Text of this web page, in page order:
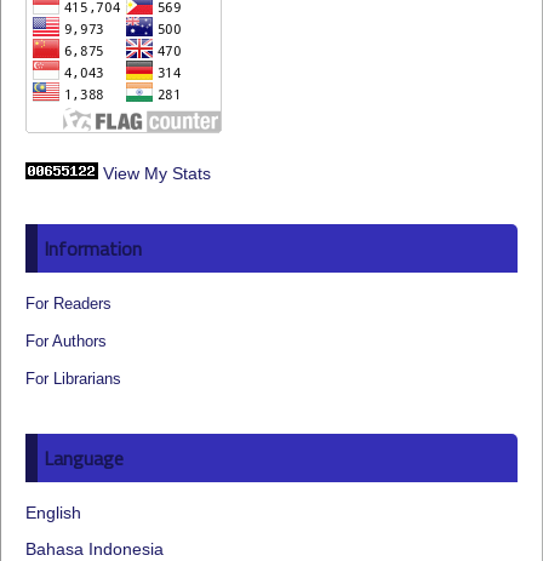
View My Stats
Information
For Readers
For Authors
For Librarians
Language
English
Bahasa Indonesia